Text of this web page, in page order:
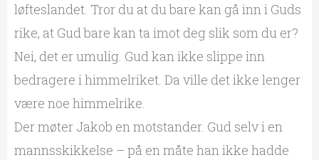
løfteslandet. Tror du at du bare kan gå inn i Guds
rike, at Gud bare kan ta imot deg slik som du er?
Nei, det er umulig. Gud kan ikke slippe inn
bedragere i himmelriket. Da ville det ikke lenger
være noe himmelrike.
Der møter Jakob en motstander. Gud selv i en
mannsskikkelse – på en måte han ikke hadde